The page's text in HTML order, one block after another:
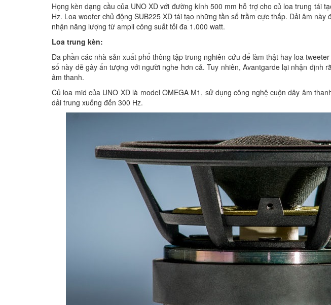
Họng kèn dạng cầu của UNO XD với đường kính 500 mm hỗ trợ cho củ loa trung tái
Hz. Loa woofer chủ động SUB225 XD tái tạo những tần số trầm cực thấp. Dải âm
nhận năng lượng từ ampli công suất tối đa 1.000 watt.
Loa trung kèn:
Đa phần các nhà sản xuất phổ thông tập trung nghiên cứu để làm thật hay loa
số này dễ gây ấn tượng với người nghe hơn cả. Tuy nhiên, Avantgarde lại nhận định
âm thanh.
Củ loa mid của UNO XD là model OMEGA M1, sử dụng công nghệ cuộn dây âm
dải trung xuống đến 300 Hz.